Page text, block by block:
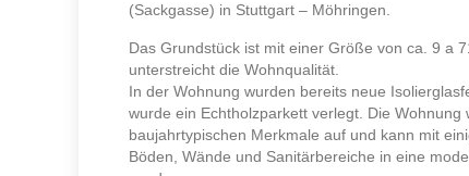
(Sackgasse) in Stuttgart – Möhringen.
Das Grundstück ist mit einer Größe von ca. 9 a
unterstreicht die Wohnqualität.
In der Wohnung wurden bereits neue
wurde ein Echtholzparkett verlegt. Die Wohnung
baujahrtypischen Merkmale auf und kann mit
Böden, Wände und Sanitärbereiche in eine